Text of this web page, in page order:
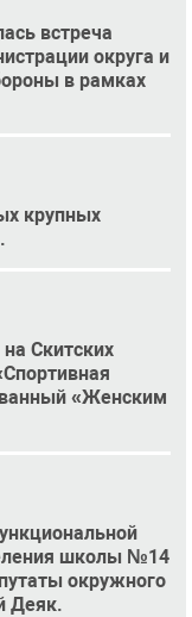
встреча
округа и
в рамках
крупных
Скитских
«Женским
школы №14
окружного
Деяк.